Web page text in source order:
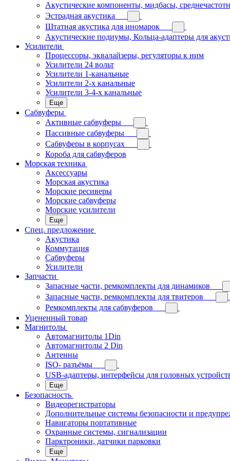
Акустические компоненты, мидбасы,
Эстрадная акустика
Штатная акустика для иномарок
Акустические подиумы, Кольца-адаптеры для
Усилители
Процессоры, эквалайзеры, регуляторы к ним
Усилители 24 вольт
Усилители 1-канальные
Усилители 2-х канальные
Усилители 3-4-х канальные
Еще
Сабвуферы
Активные сабвуферы
Пассивные сабвуферы
Сабвуферы в корпусах
Короба для сабвуферов
Морская техника
Аксессуары
Морская акустика
Морские ресиверы
Морские сабвуферы
Морские усилители
Еще
Спец. предложение
Акустика
Коммутация
Сабвуферы
Усилители
Запчасти
Запасные части, ремкомплекты для динамиков
Запасные части, ремкомплекты для твитеров
Ремкомплекты для сабвуферов
Уцененный товар
Магнитолы
Автомагнитолы 1Din
Автомагнитолы 2 Din
Антенны
ISO- разъёмы
USB-адаптеры, интерфейсы для головных
Еще
Безопасность
Видеорегистраторы
Дополнительные системы безопасности и
Навигаторы портативные
Охранные системы, сигнализации
Парктроники, датчики парковки
Еще